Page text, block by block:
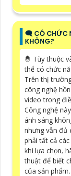
🗨️ CÓ CHỨC
KHÔNG?
🤴 Tùy thuộc
thể có chức
Trên thị
công nghệ
video trong
Công nghệ
ánh sáng
nhưng vẫn đủ
phải tất cả
khi lựa chọn,
thuật để biết
của sản phẩm.